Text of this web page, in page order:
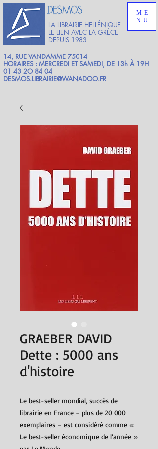
LA LIBRAIRIE HELLÉNIQUE
LE LIEN AVEC LA GRÈCE
DEPUIS 1983
ME
NU
14, RUE VANDAMME 75014
HORAIRES : MERCREDI ET SAMEDI, DE 13h À 19H
01 43 2O 84 04
DESMOS.LIBRAIRIE@WANADOO.FR
GRAEBER DAVID
Dette : 5000 ans
d'histoire
Le best-seller mondial, succès de
librairie en France – plus de 20 000
exemplaires – est considéré comme «
Le best-seller économique de l’année »